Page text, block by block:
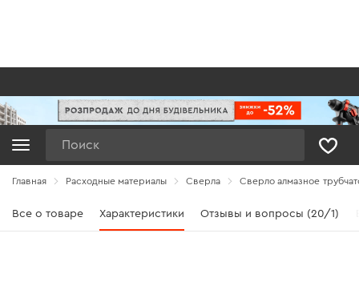
Главная Расходные материалы Сверла Сверло алмазное
Все о товаре Характеристики Отзывы и вопросы (20/1)